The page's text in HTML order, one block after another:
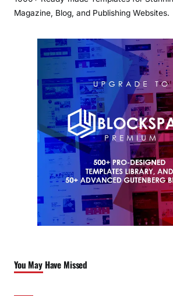
Magazine, Blog, and Publishing Websites.
You May Have Missed